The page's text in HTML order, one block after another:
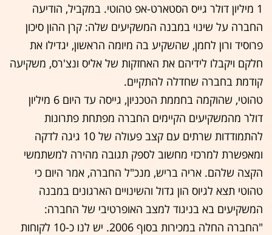
1 מיליון דולר גייס הסטארט-אפ טהוטי. במקביל, הודיעה
החברה על שינוי במבנה המשקיעים שלה: קרן ההון סיכון
פרוסיד ורון לחמן, שהשקיע בה מיומה הראשון, יגדילו את
חלקם ויקבלו לידיהם את האחזקות של אליס ונצ'רס, משקיעה
קודמת בחברה שחדלה להתקיים.
טהוטי, שהוקמה בחממת הטכניון, גייסה עד היום 6 מיליון
דולר מהמשקיעים הקיימים החברה מפתחת פתרונות
להתמודדות שרתים עם קצב פעולה של 10 גיגה לדקה
ומאפשרת למרכזי מחשוב לספק תגובה מהירה למשתמשי
הקצה שלהם. אריה בריש, מנכ"ל החברה, אמר היום כי
טהוטי תצא לגיוס הון גדול והשינויים הארגונים במבנה
המשקיעים בא בניגוד למצב האופרטיבי של החברה:
"החברה החלה במכירות בסוף 2006. יש לנו כ-10 לקוחות